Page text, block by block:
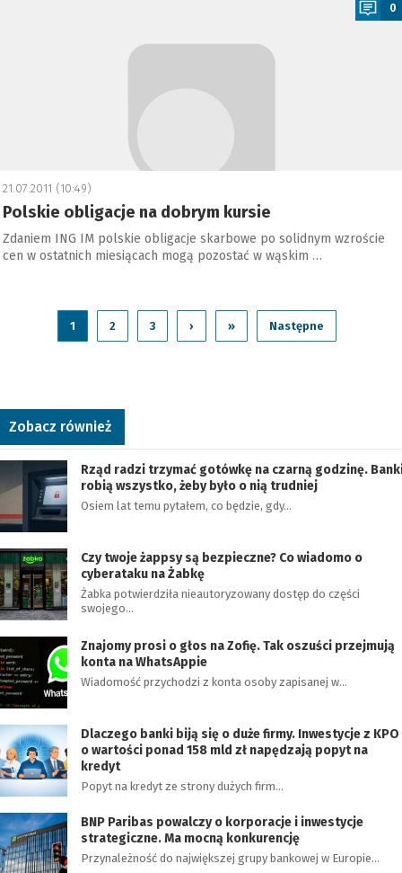
0
21.07.2011 (10:49)
Polskie obligacje na dobrym kursie
Zdaniem ING IM polskie obligacje skarbowe po solidnym wzroście
cen w ostatnich miesiącach mogą pozostać w wąskim …
1 2 3 › » Następne
Zobacz również
Rząd radzi trzymać gotówkę na czarną godzinę.
robią wszystko, żeby było o nią trudniej
Osiem lat temu pytałem, co będzie, gdy…
Czy twoje żappsy są bezpieczne? Co wiadomo o
cyberataku na Żabkę
Żabka potwierdziła nieautoryzowany dostęp do części
swojego…
Znajomy prosi o głos na Zofię. Tak oszuści przejmują
konta na WhatsAppie
Wiadomość przychodzi z konta osoby zapisanej w…
Dlaczego banki biją się o duże firmy. Inwestycje z KPO
o wartości ponad 158 mld zł napędzają popyt na
kredyt
Popyt na kredyt ze strony dużych firm…
BNP Paribas powalczy o korporacje i inwestycje
strategiczne. Ma mocną konkurencję
Przynależność do największej grupy bankowej w Europie…